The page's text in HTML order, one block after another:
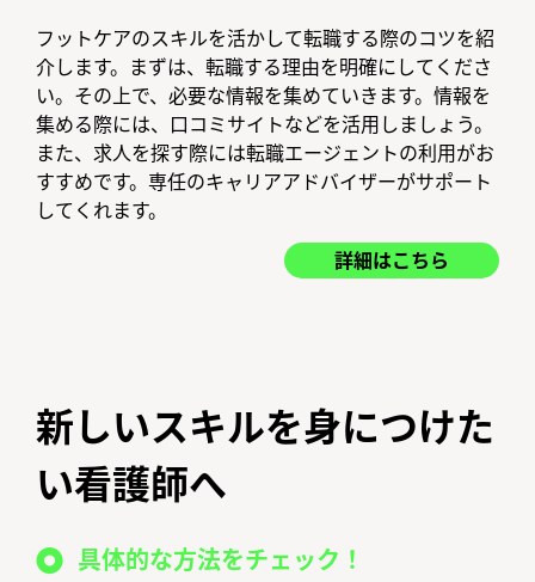
フットケアのスキルを活かして転職する際のコツを紹
介します。まずは、転職する理由を明確にしてくださ
い。その上で、必要な情報を集めていきます。情報を
集める際には、口コミサイトなどを活用しましょう。
また、求人を探す際には転職エージェントの利用がお
すすめです。専任のキャリアアドバイザーがサポート
してくれます。
詳細はこちら
新しいスキルを身につけた
い看護師へ
具体的な方法をチェック！